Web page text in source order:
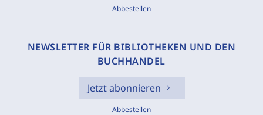
Abbestellen
NEWSLETTER FÜR BIBLIOTHEKEN UND DEN
BUCHHANDEL
Jetzt abonnieren
Abbestellen